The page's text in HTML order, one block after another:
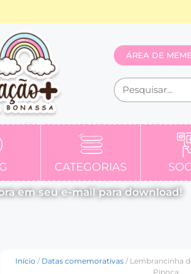
ÁREA DE
CATEGORIAS
em seu e-mail para download!
Início / Datas comemorativas/ Lembrancinha
Pipoca